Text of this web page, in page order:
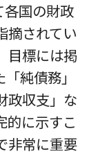
各国の財政
摘されてい
目標には掲
純債務」
政収支」な
的に示すこ
非常に重要